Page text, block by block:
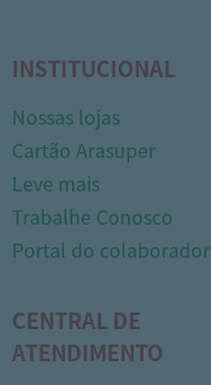
INSTITUCIONAL
Nossas lojas
Cartão Arasuper
Leve mais
Trabalhe Conosco
Portal do colaborador
CENTRAL DE
ATENDIMENTO